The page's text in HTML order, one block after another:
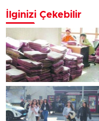
İlginizi Çekebilir